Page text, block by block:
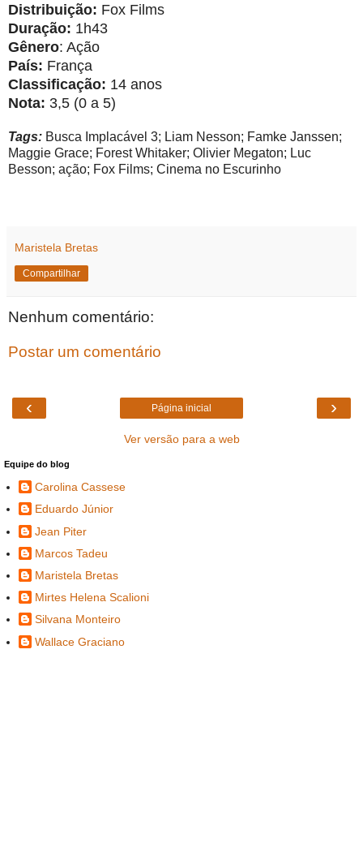
Distribuição: Fox Films
Duração: 1h43
Gênero: Ação
País: França
Classificação: 14 anos
Nota: 3,5 (0 a 5)
Tags: Busca Implacável 3; Liam Nesson; Famke Janssen;
Maggie Grace; Forest Whitaker; Olivier Megaton; Luc
Besson; ação; Fox Films; Cinema no Escurinho
Maristela Bretas
Compartilhar
Nenhum comentário:
Postar um comentário
‹ ›
Página inicial
Ver versão para a web
Equipe do blog
Carolina Cassese
Eduardo Júnior
Jean Piter
Marcos Tadeu
Maristela Bretas
Mirtes Helena Scalioni
Silvana Monteiro
Wallace Graciano